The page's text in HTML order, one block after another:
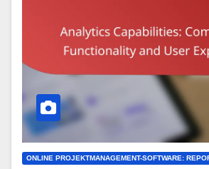
ONLINE PROJEKTMANAGEMENT-SOFTWARE: